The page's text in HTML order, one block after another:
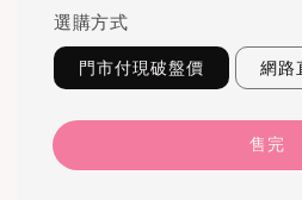
選購方式
門市付現破盤價 網路
售完